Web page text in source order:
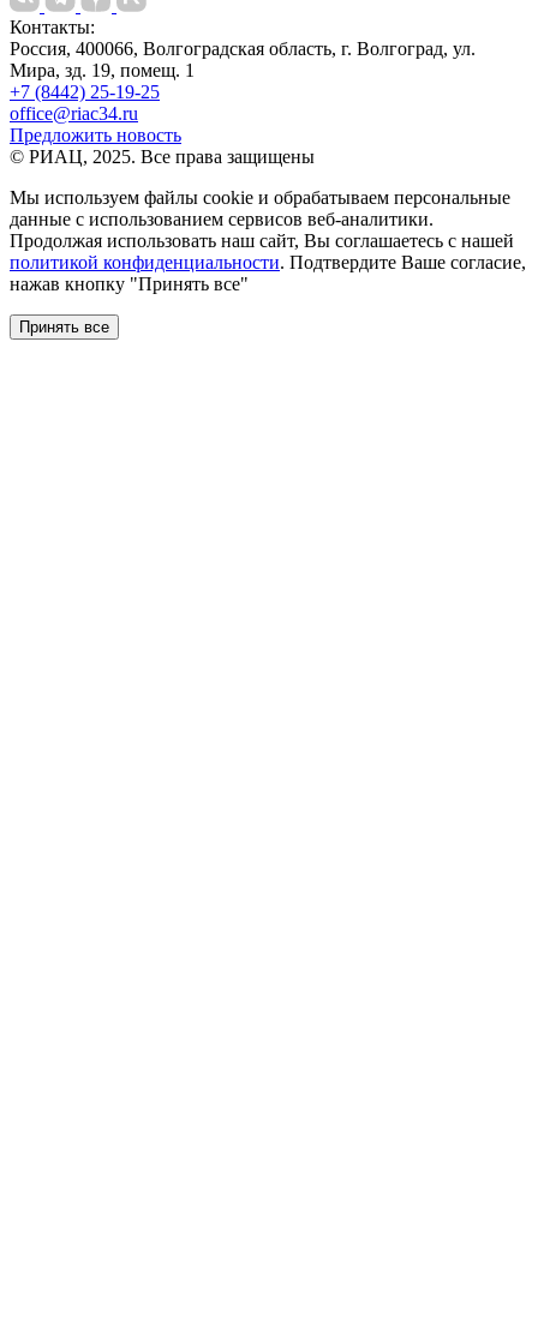
Контакты:
Россия, 400066, Волгоградская область, г. Волгоград, ул.
Мира, зд. 19, помещ. 1
+7 (8442) 25-19-25
office@riac34.ru
Предложить новость
© РИАЦ, 2025. Все права защищены
Мы используем файлы сookie и обрабатываем персональные
данные с использованием сервисов веб-аналитики.
Продолжая использовать наш сайт, Вы соглашаетесь с нашей
политикой конфиденциальности. Подтвердите Ваше согласие,
нажав кнопку "Принять все"
Принять все